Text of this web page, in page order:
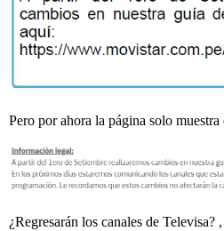
Pero por ahora la página solo muestra
¿Regresarán los canales de Televisa?